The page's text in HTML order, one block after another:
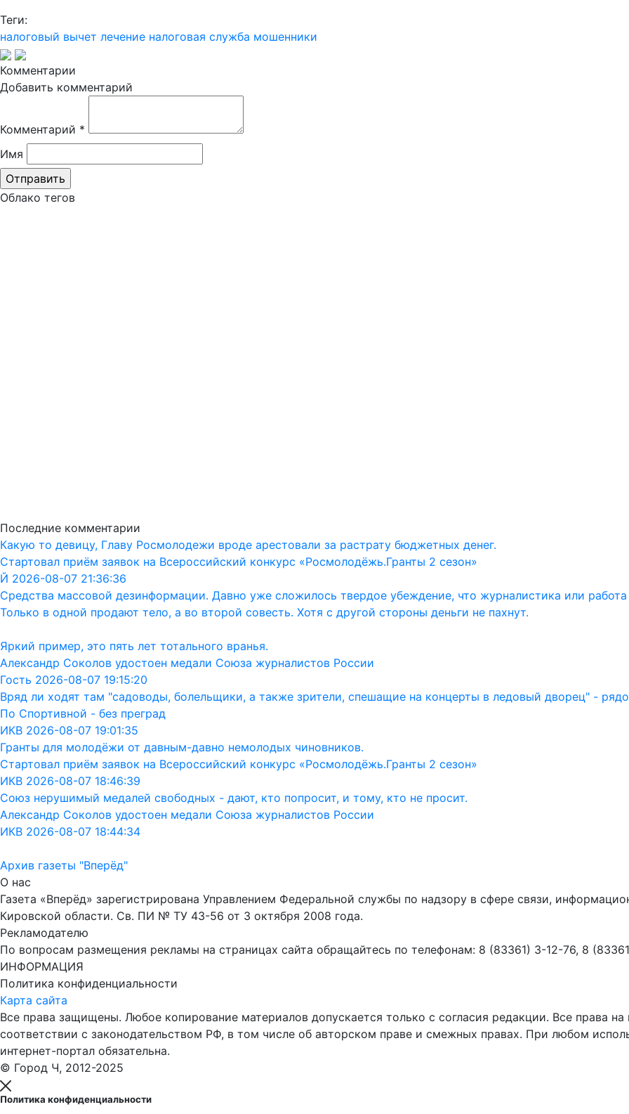
Теги:
налоговый вычет лечение налоговая служба мошенники
Комментарии
Добавить комментарий
Комментарий *
Имя
Облако тегов
Последние комментарии
Какую то девицу, Главу Росмолодежи вроде арестовали за растрату бюджетных денег.
Стартовал приём заявок на Всероссийский конкурс «Росмолодёжь.Гранты 2 сезон»
Й 2026-08-07 21:36:36
Средства массовой дезинформации. Давно уже сложилось твердое убеждение, что журналистика или
Только в одной продают тело, а во второй совесть. Хотя с другой стороны деньги не пахнут.
Яркий пример, это пять лет тотального вранья.
Александр Соколов удостоен медали Союза журналистов России
Гость 2026-08-07 19:15:20
Вряд ли ходят там "садоводы, болельщики, а также зрители, спешащие на концерты в ледовый дворец" -
По Спортивной - без преград
ИКВ 2026-08-07 19:01:35
Гранты для молодёжи от давным-давно немолодых чиновников.
Стартовал приём заявок на Всероссийский конкурс «Росмолодёжь.Гранты 2 сезон»
ИКВ 2026-08-07 18:46:39
Союз нерушимый медалей свободных - дают, кто попросит, и тому, кто не просит.
Александр Соколов удостоен медали Союза журналистов России
ИКВ 2026-08-07 18:44:34
Архив газеты "Вперёд"
О нас
Газета «Вперёд» зарегистрирована Управлением Федеральной службы по надзору в сфере связи,
Кировской области. Св. ПИ № ТУ 43-56 от 3 октября 2008 года.
Рекламодателю
По вопросам размещения рекламы на страницах сайта обращайтесь по телефонам: 8 (83361) 3-12-76, 8
ИНФОРМАЦИЯ
Политика конфиденциальности
Карта сайта
Все права защищены. Любое копирование материалов допускается только с согласия редакции. Все права
соответствии с законодательством РФ, в том числе об авторском праве и смежных правах. При любом
интернет-портал обязательна.
© Город Ч, 2012-2025
Политика конфиденциальности